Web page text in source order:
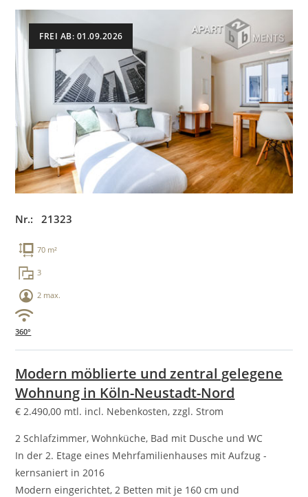
FREI AB: 01.09.2026
Nr.: 21323
70 m²
3
2 max.
360°
Modern möblierte und zentral gelegene
Wohnung in Köln-Neustadt-Nord
€ 2.490,00 mtl. incl. Nebenkosten, zzgl. Strom
2 Schlafzimmer, Wohnküche, Bad mit Dusche und WC
In der 2. Etage eines Mehrfamilienhauses mit Aufzug -
kernsaniert in 2016
Modern eingerichtet, 2 Betten mit je 160 cm und